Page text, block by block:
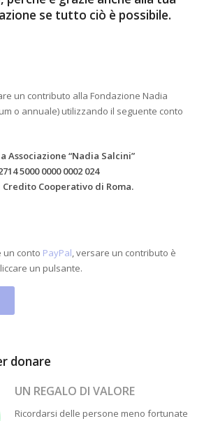
se tutto ciò è possibile.
un contributo alla Fondazione Nadia
o annuale) utilizzando il seguente conto
Associazione “Nadia Salcini”
5000 0000 0002 024
Credito Cooperativo di Roma.
un conto PayPal, versare un contributo è
un pulsante.
donare
UN REGALO DI VALORE
Ricordarsi delle persone meno fortunate